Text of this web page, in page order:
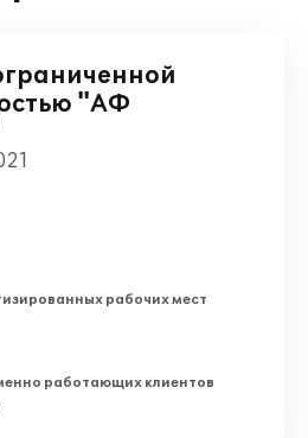
"АФ
рабочих мест
работающих клиентов